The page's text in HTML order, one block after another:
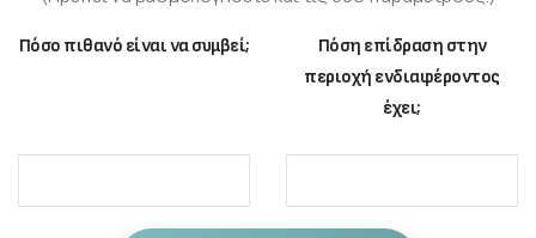
Πόσο πιθανό είναι να συμβεί;
Πόση επίδραση στην
περιοχή ενδιαφέροντος
έχει;